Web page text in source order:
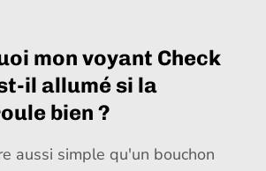
mon voyant Check
il allumé si la
bien ?
aussi simple qu'un bouchon